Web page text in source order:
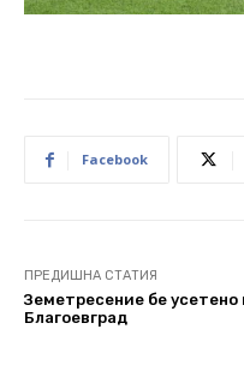
Facebook
ПРЕДИШНА СТАТИЯ
Земетресение бе усетено
Благоевград